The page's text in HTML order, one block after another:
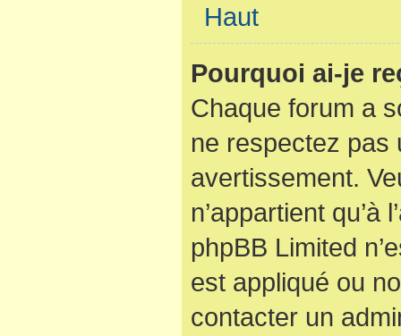
Haut
Pourquoi ai-je
Chaque forum a
ne respectez pas
avertissement.
n’appartient
phpBB Limited
est appliqué ou
contacter un